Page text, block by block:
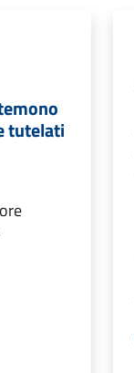
tutelati